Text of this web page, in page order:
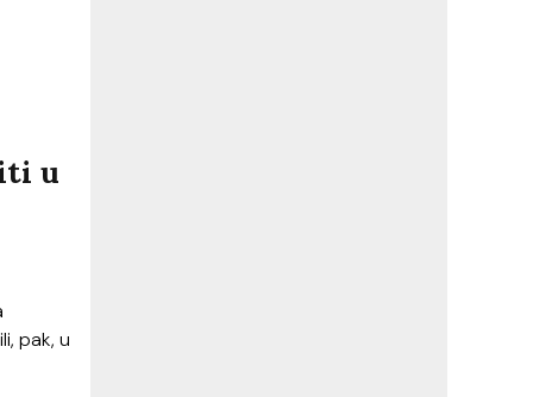
u
pak, u